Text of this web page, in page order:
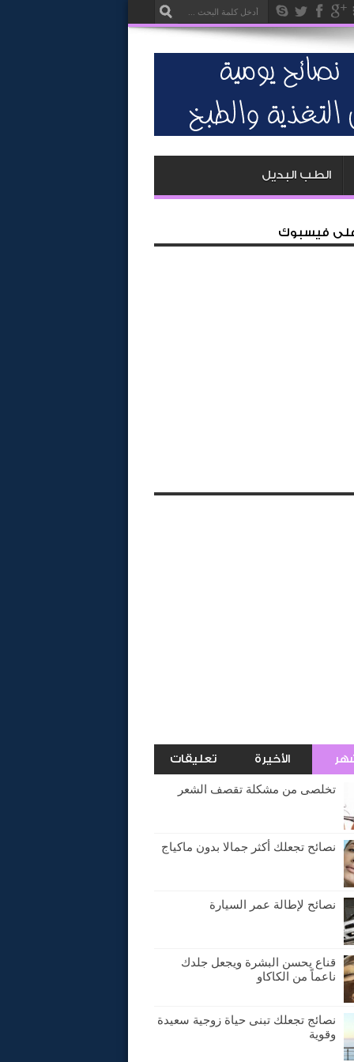
الطب البديل
على فيسبوك
الأخيرة تعليقات
تخلصى من مشكلة تقصف الشعر
نصائح تجعلك أكثر جمالا بدون ماكياج
نصائح لإطالة عمر السيارة
قناع يحسن البشرة ويجعل جلدك
ناعماً من الكاكاو
نصائج تجعلك تبنى حياة زوجية سعيدة
وقوية